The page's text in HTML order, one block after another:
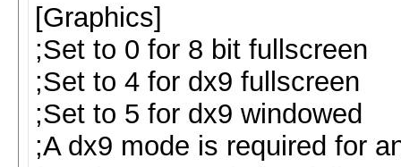
[Graphics]
;Set to 0 for 8 bit fullscreen
;Set to 4 for dx9 fullscreen
;Set to 5 for dx9 windowed
;A dx9 mode is required for